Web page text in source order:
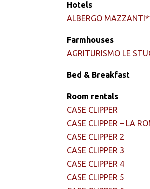
Hotels
ALBERGO
Farmhouses
AGRITURISMO LE
Bed & Breakfast
Room rentals
CASE CLIPPER
CASE CLIPPER – LA
CASE CLIPPER 2
CASE CLIPPER 3
CASE CLIPPER 4
CASE CLIPPER 5